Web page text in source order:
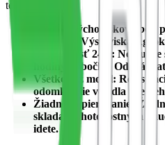
tejto lokalite?
Ideálny východiskový bod
neďaleko Výstaviska
Dostupnosť 24/7: Nemusíte
hodiny pobočky.
Všetko cez mobil:
odomknutie vozidla
Žiadne papierovanie:
skladanie hotovostných
idete.